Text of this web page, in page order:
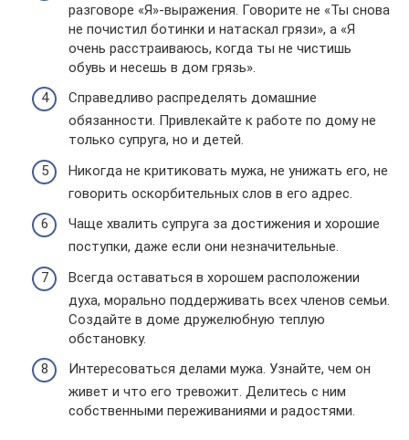
разговоре «Я»-выражения. Говорите не «Ты снова
не почистил ботинки и натаскал грязи», а «Я
очень расстраиваюсь, когда ты не чистишь
обувь и несешь в дом грязь».
Справедливо распределять домашние
обязанности. Привлекайте к работе по дому не
только супруга, но и детей.
Никогда не критиковать мужа, не унижать его, не
говорить оскорбительных слов в его адрес.
Чаще хвалить супруга за достижения и хорошие
поступки, даже если они незначительные.
Всегда оставаться в хорошем расположении
духа, морально поддерживать всех членов семьи.
Создайте в доме дружелюбную теплую
обстановку.
Интересоваться делами мужа. Узнайте, чем он
живет и что его тревожит. Делитесь с ним
собственными переживаниями и радостями.